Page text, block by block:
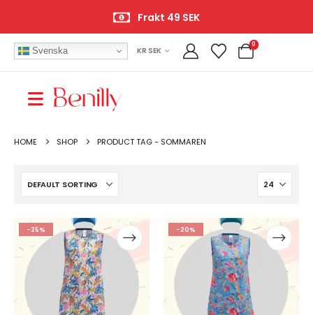
Frakt 49 SEK
Svenska KR SEK
0
HOME SHOP PRODUCT TAG - SOMMAREN
-25% -20%